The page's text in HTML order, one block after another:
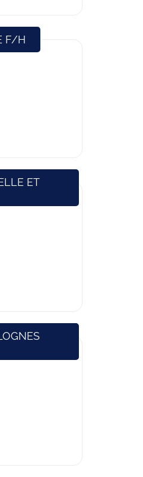
F/H(Nouvelle fenêtre)
ET